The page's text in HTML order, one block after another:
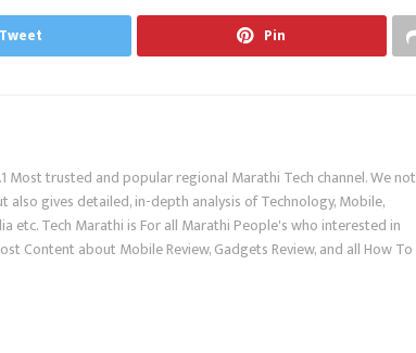
Tweet Pin
Most trusted and popular regional Marathi Tech channel. We not
also gives detailed, in-depth analysis of Technology, Mobile,
etc. Tech Marathi is For all Marathi People's who interested in
Content about Mobile Review, Gadgets Review, and all How To